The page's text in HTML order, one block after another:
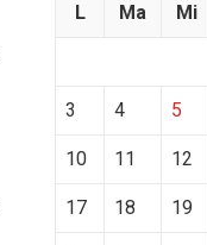
L Ma Mi
3 4 5
10 11 12
17 18 19